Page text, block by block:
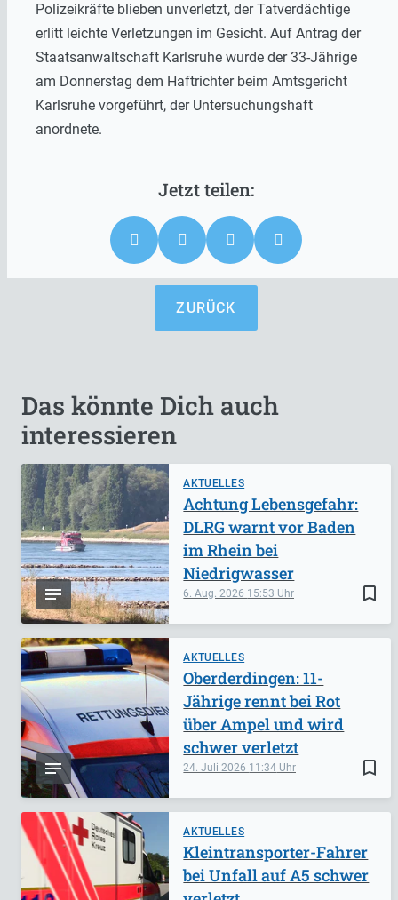
Polizeikräfte blieben unverletzt, der Tatverdächtige
erlitt leichte Verletzungen im Gesicht. Auf Antrag der
Staatsanwaltschaft Karlsruhe wurde der 33-Jährige
am Donnerstag dem Haftrichter beim Amtsgericht
Karlsruhe vorgeführt, der Untersuchungshaft
anordnete.
ZURÜCK
Das könnte Dich auch
interessieren
AKTUELLES
bookmark_border
6. Aug. 2026 15:53
Achtung Lebensgefahr:
DLRG warnt vor Baden
im Rhein bei
Niedrigwasser
AKTUELLES
bookmark_border
24. Juli 2026 11:34
Oberderdingen: 11-
Jährige rennt bei Rot
über Ampel und wird
schwer verletzt
AKTUELLES
Kleintransporter-Fahrer
bei Unfall auf A5 schwer